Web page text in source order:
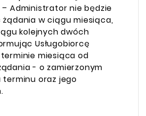
Administrator nie będzie
żądania w ciągu miesiąca,
kolejnych dwóch
Usługobiorcę
miesiąca od
- o zamierzonym
terminu oraz jego